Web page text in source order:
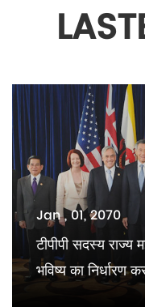
Jan , 01, 2070
टीपीपी सदस्य
भविष्य का